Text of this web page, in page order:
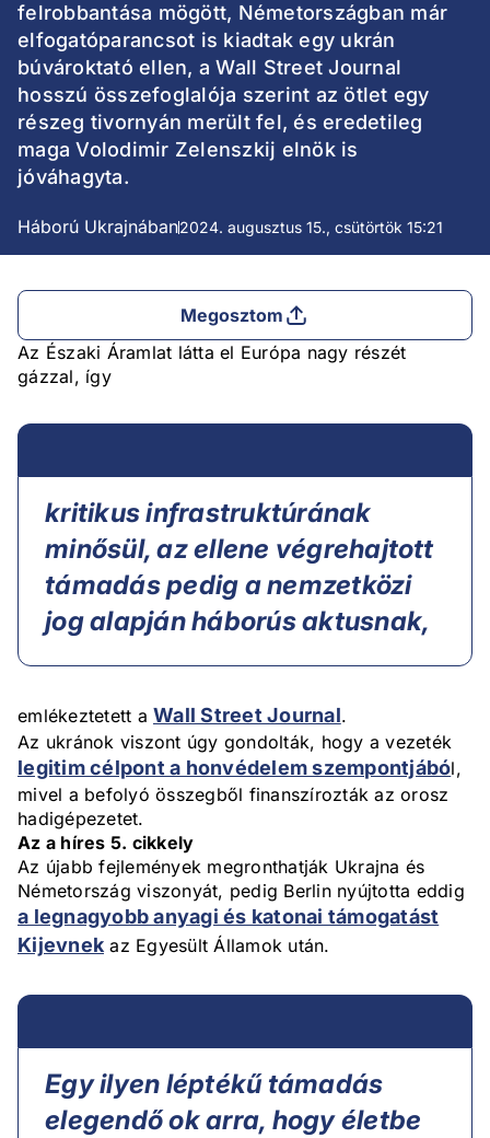
felrobbantása mögött, Németországban már
elfogatóparancsot is kiadtak egy ukrán
búvároktató ellen, a Wall Street Journal
hosszú összefoglalója szerint az ötlet egy
részeg tivornyán merült fel, és eredetileg
maga Volodimir Zelenszkij elnök is
jóváhagyta.
Háború Ukrajnában2024. augusztus 15., csütörtök 15:21
Megosztom
Az Északi Áramlat látta el Európa nagy részét
gázzal, így
kritikus infrastruktúrának
minősül, az ellene végrehajtott
támadás pedig a nemzetközi
jog alapján háborús aktusnak,
emlékeztetett a Wall Street Journal.
Az ukránok viszont úgy gondolták, hogy a vezeték
legitim célpont a honvédelem szempontjából,
mivel a befolyó összegből finanszírozták az orosz
hadigépezetet.
Az a híres 5. cikkely
Az újabb fejlemények megronthatják Ukrajna és
Németország viszonyát, pedig Berlin nyújtotta eddig
a legnagyobb anyagi és katonai támogatást
Kijevnek az Egyesült Államok után.
Egy ilyen léptékű támadás
elegendő ok arra, hogy életbe